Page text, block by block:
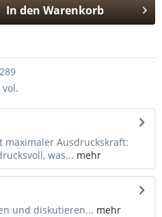
In den Warenkorb
vol.
maximaler Ausdruckskraft:
was... mehr
und diskutieren... mehr